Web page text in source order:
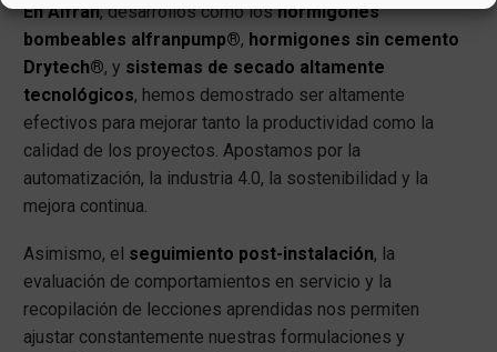
En Alfran, desarrollos como loshormigones
bombeables alfranpump®, hormigones sin cemento
Drytech®, y sistemas de secado altamente
tecnológicos, hemos demostrado ser altamente
efectivos para mejorar tanto la productividad como la
calidad de los proyectos. Apostamos por la
automatización, la industria 4.0, la sostenibilidad y la
mejora continua.
Asimismo, el seguimiento post-instalación, la
evaluación de comportamientos en servicio y la
recopilación de lecciones aprendidas nos permiten
ajustar constantemente nuestras formulaciones y